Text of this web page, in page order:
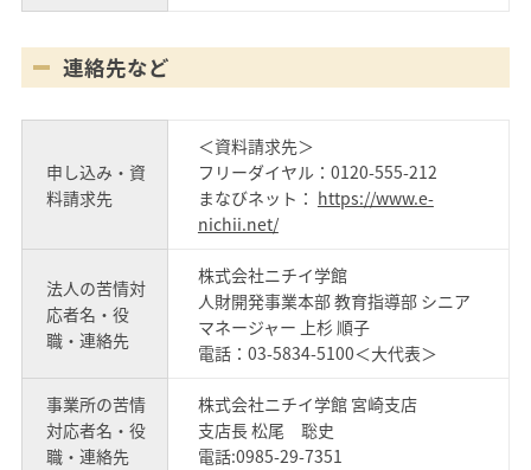
連絡先など
申し込み・資
料請求先
＜資料請求先＞
フリーダイヤル：0120-555-212
まなびネット： https://www.e-
nichii.net/
法人の苦情対
応者名・役
職・連絡先
株式会社ニチイ学館
人財開発事業本部 教育指導部 シニア
マネージャー 上杉 順子
電話：03-5834-5100＜大代表＞
事業所の苦情
対応者名・役
職・連絡先
株式会社ニチイ学館 宮崎支店
支店長 松尾 聡史
電話:0985-29-7351